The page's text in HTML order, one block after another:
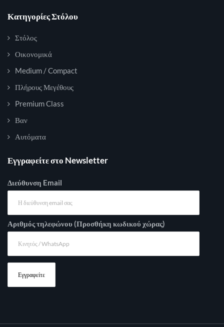
Κατηγορίες Στόλου
Στόλος
Οικονομικά
Medium / Compact
Πλήρους Μεγέθους
Premium Class
Βαν
Αυτόματα
Εγγραφείτε στο Newsletter
Διεύθυνση Email
Αριθμός τηλεφώνου (Προσθήκη κωδικού χώρας)